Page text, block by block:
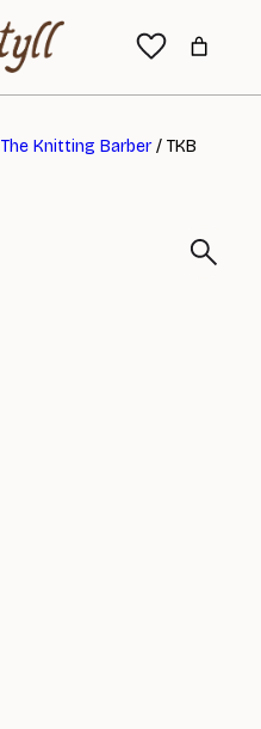
The Knitting Barber/ TKB